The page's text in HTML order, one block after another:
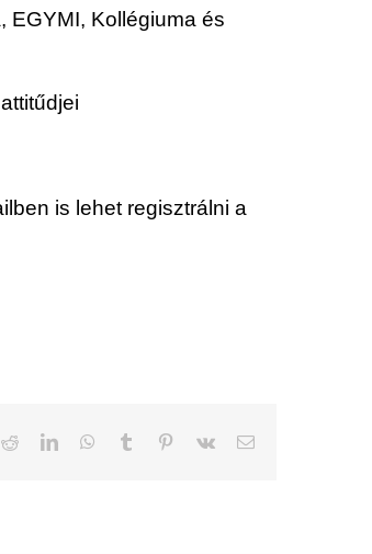
EGYMI, Kollégiuma és
is lehet regisztrálni a
RedditLinkedInWhatsApp
Tumblr Pinterest
Vk Email